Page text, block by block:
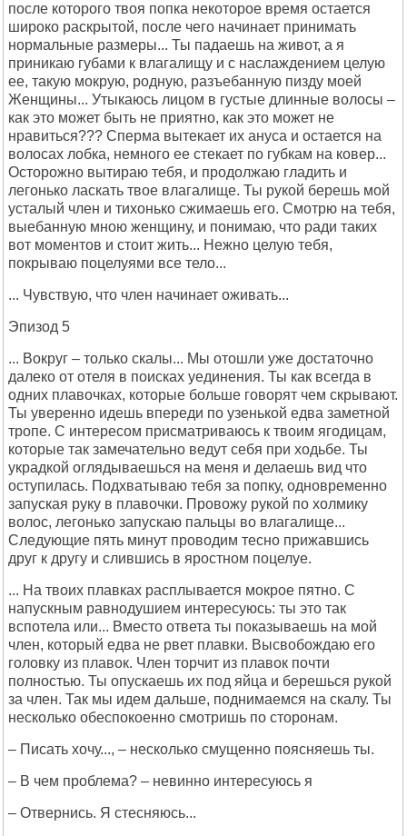
после которого твоя попка некоторое время остается
широко раскрытой, после чего начинает принимать
нормальные размеры... Ты падаешь на живот, а я
приникаю губами к влагалищу и с наслаждением целую
ее, такую мокрую, родную, разъебанную пизду моей
Женщины... Утыкаюсь лицом в густые длинные волосы –
как это может быть не приятно, как это может не
нравиться??? Сперма вытекает их ануса и остается на
волосах лобка, немного ее стекает по губкам на ковер...
Осторожно вытираю тебя, и продолжаю гладить и
легонько ласкать твое влагалище. Ты рукой берешь мой
усталый член и тихонько сжимаешь его. Смотрю на тебя,
выебанную мною женщину, и понимаю, что ради таких
вот моментов и стоит жить... Нежно целую тебя,
покрываю поцелуями все тело...
... Чувствую, что член начинает оживать...
Эпизод 5
... Вокруг – только скалы... Мы отошли уже достаточно
далеко от отеля в поисках уединения. Ты как всегда в
одних плавочках, которые больше говорят чем скрывают.
Ты уверенно идешь впереди по узенькой едва заметной
тропе. С интересом присматриваюсь к твоим ягодицам,
которые так замечательно ведут себя при ходьбе. Ты
украдкой оглядываешься на меня и делаешь вид что
оступилась. Подхватываю тебя за попку, одновременно
запуская руку в плавочки. Провожу рукой по холмику
волос, легонько запускаю пальцы во влагалище...
Следующие пять минут проводим тесно прижавшись
друг к другу и слившись в яростном поцелуе.
... На твоих плавках расплывается мокрое пятно. С
напускным равнодушием интересуюсь: ты это так
вспотела или... Вместо ответа ты показываешь на мой
член, который едва не рвет плавки. Высвобождаю его
головку из плавок. Член торчит из плавок почти
полностью. Ты опускаешь их под яйца и берешься рукой
за член. Так мы идем дальше, поднимаемся на скалу. Ты
несколько обеспокоенно смотришь по сторонам.
– Писать хочу..., – несколько смущенно поясняешь ты.
– В чем проблема? – невинно интересуюсь я
– Отвернись. Я стесняюсь...